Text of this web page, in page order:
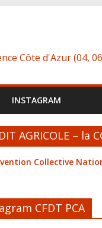
Côte d'Azur (04,
INSTAGRAM
AGRICOLE – la
Collective
CFDT PCA